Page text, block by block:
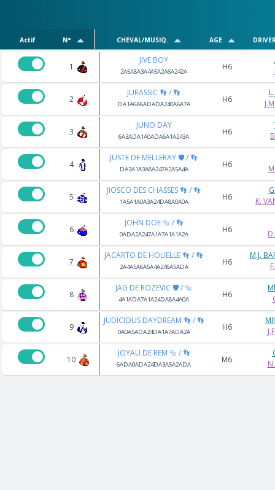
Actif N° CHEVAL/MUSIQ. AGE
1
JIVE BOY
2A5A8A3A4A5A2A6A242A H6
2
JURASSIC 👣 / 👣
DA1A6A6ADADA240A6A7A H6
3
JUNO DAY
6A3ADA1A0ADA6A1A243A H6
4
JUSTE DE MELLERAY 🛡️ / 👣
DA3A1A3A8A247A2A5A4A H6
5
JIOSCO DES CHASSES 👣 / 👣
1A5A1A0A3A24DA8A0A0A H6
K.
6
JOHN DOE 🔩 / 👣
0ADA2A247A1A7A1A1A2A H6
7
JACARTO DE HOUELLE 👣 / 👣
2A4A5A6A5A4A246A5ADA H6
M.J.
8
JAG DE ROZEVIC 🛡️ / 🔩
4A1ADA7A1A24DA8A4A0A H6
9
JUDICIOUS DAYDREAM 👣 / 👣
0A0A5ADA24DA1A7ADA2A H6
10
JOYAU DE REM 🔩 / 👣
6ADA0ADA24DA3A5A2ADA M6